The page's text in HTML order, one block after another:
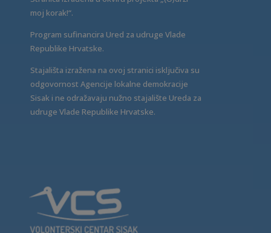
moj korak!“.
Program sufinancira Ured za udruge Vlade
Republike Hrvatske.
Stajališta izražena na ovoj stranici isključiva su
odgovornost Agencije lokalne demokracije
Sisak i ne odražavaju nužno stajalište Ureda za
udruge Vlade Republike Hrvatske.